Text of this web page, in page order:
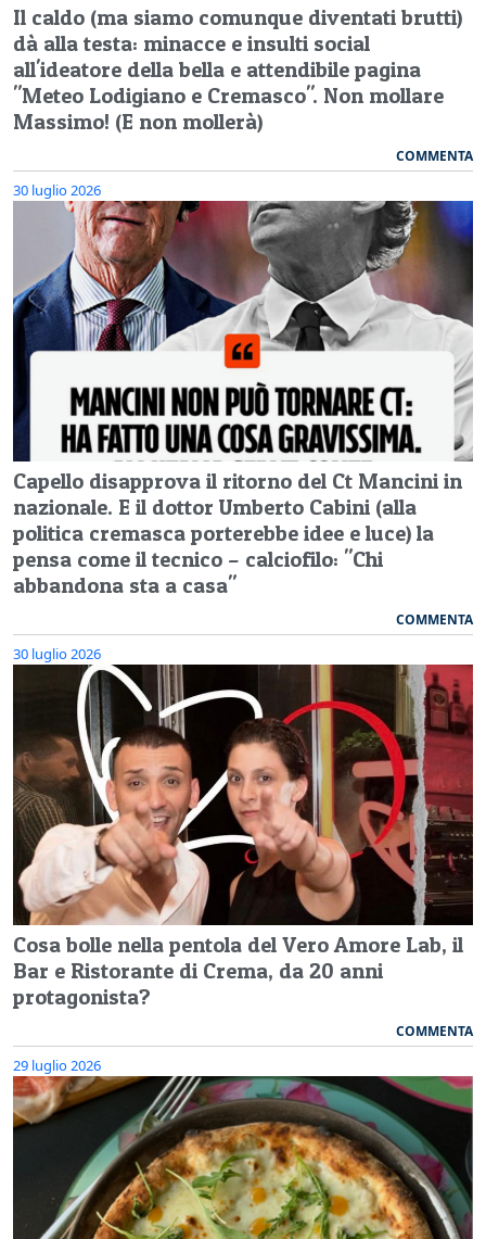
Il caldo (ma siamo comunque diventati brutti)
dà alla testa: minacce e insulti social
all'ideatore della bella e attendibile pagina
"Meteo Lodigiano e Cremasco". Non mollare
Massimo! (E non mollerà)
COMMENTA
30 luglio 2026
Capello disapprova il ritorno del Ct Mancini in
nazionale. E il dottor Umberto Cabini (alla
politica cremasca porterebbe idee e luce) la
pensa come il tecnico – calciofilo: "Chi
abbandona sta a casa"
COMMENTA
30 luglio 2026
Cosa bolle nella pentola del Vero Amore Lab, il
Bar e Ristorante di Crema, da 20 anni
protagonista?
COMMENTA
29 luglio 2026